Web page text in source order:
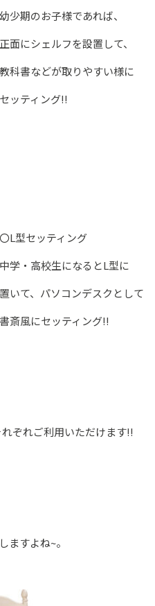
幼少期のお子様であれば、
正面にシェルフを設置して、
教科書などが取りやすい様に
セッティング‼
〇L型セッティング
中学・高校生になるとL型に
置いて、パソコンデスクとして
書斎風にセッティング‼
ぞれご利用いただけます‼
すよね~。